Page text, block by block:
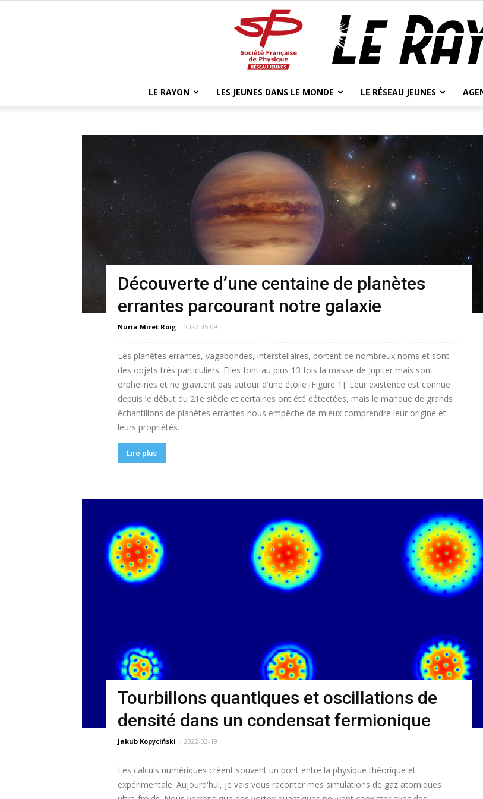
Physicien.ne.s
LE RAYON LES JEUNES DANS LE MONDE LE RÉSEAU JEUNES
Découverte d’une centaine de planètes
errantes parcourant notre galaxie
Núria Miret Roig - 2022-05-09
Les planètes errantes, vagabondes, interstellaires, portent de nombreux noms et sont
des objets très particuliers. Elles font au plus 13 fois la masse de Jupiter mais sont
orphelines et ne gravitent pas autour d'une étoile [Figure 1]. Leur existence est connue
depuis le début du 21e siècle et certaines ont été détectées, mais le manque de grands
échantillons de planètes errantes nous empêche de mieux comprendre leur origine et
leurs propriétés.
Lire plus
Tourbillons quantiques et oscillations de
densité dans un condensat fermionique
Jakub Kopyciński - 2022-02-19
Les calculs numériques créent souvent un pont entre la physique théorique et
expérimentale. Aujourd'hui, je vais vous raconter mes simulations de gaz atomiques